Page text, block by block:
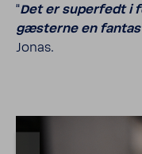
“Det er super­fedt i
gæsterne en
Jonas.